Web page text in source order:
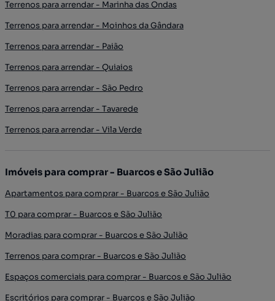
Terrenos para arrendar - Marinha das Ondas
Terrenos para arrendar - Moinhos da Gândara
Terrenos para arrendar - Paião
Terrenos para arrendar - Quiaios
Terrenos para arrendar - São Pedro
Terrenos para arrendar - Tavarede
Terrenos para arrendar - Vila Verde
Imóveis para comprar - Buarcos e São Julião
Apartamentos para comprar - Buarcos e São Julião
T0 para comprar - Buarcos e São Julião
Moradias para comprar - Buarcos e São Julião
Terrenos para comprar - Buarcos e São Julião
Espaços comerciais para comprar - Buarcos e São Julião
Escritórios para comprar - Buarcos e São Julião